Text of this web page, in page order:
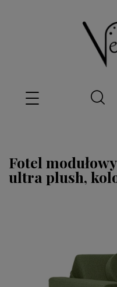
Fotel
ultra plush,